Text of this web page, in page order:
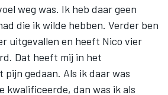
weg was. Ik heb daar geen
die ik wilde hebben. Verder ben
uitgevallen en heeft Nico vier
Dat heeft mij in het
pijn gedaan. Als ik daar was
kwalificeerde, dan was ik als